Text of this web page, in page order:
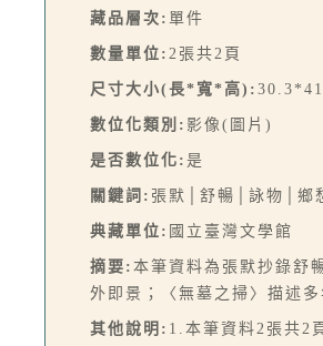
藏品層次: 單件
數量單位: 2張共2頁
尺寸大小(長*寬*高):
數位化類別: 影像(圖片)
是否數位化: 是
關鍵詞: 張默│舒暢│詠物│鄉
典藏單位: 國立臺灣文學館
摘要: 本筆資料為張默抄錄舒
外即景；〈無墓之掃〉描述
其他說明: 1.本筆資料2張共2